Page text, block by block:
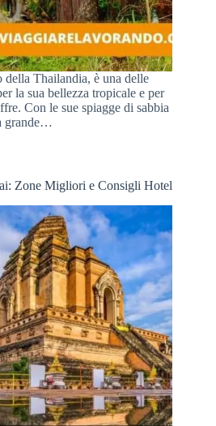
Thailandia, è una delle
la sua bellezza tropicale e per
Con le sue spiagge di sabbia
grande…
Zone Migliori e Consigli Hotel